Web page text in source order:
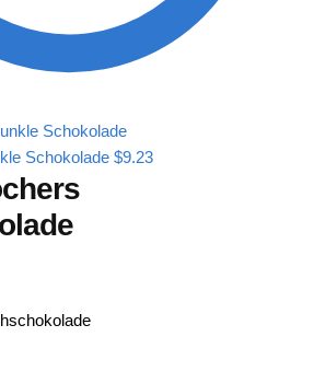
Schokolade $9.23